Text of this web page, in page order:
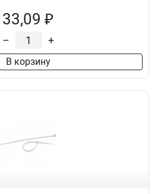
33,09 ₽
– +
В корзину